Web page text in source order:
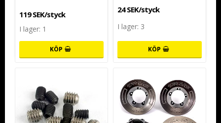
119 SEK/styck
I lager: 1
KÖP
24 SEK/styck
I lager: 3
KÖP